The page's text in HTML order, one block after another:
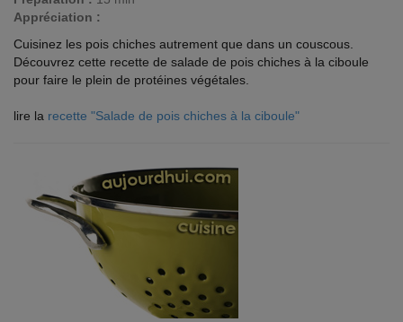
Appréciation :
Cuisinez les pois chiches autrement que dans un couscous.
Découvrez cette recette de salade de pois chiches à la ciboule
pour faire le plein de protéines végétales.
lire la recette "Salade de pois chiches à la ciboule"